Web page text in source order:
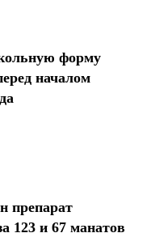
форму
началом
препарат
123 и 67 манатов